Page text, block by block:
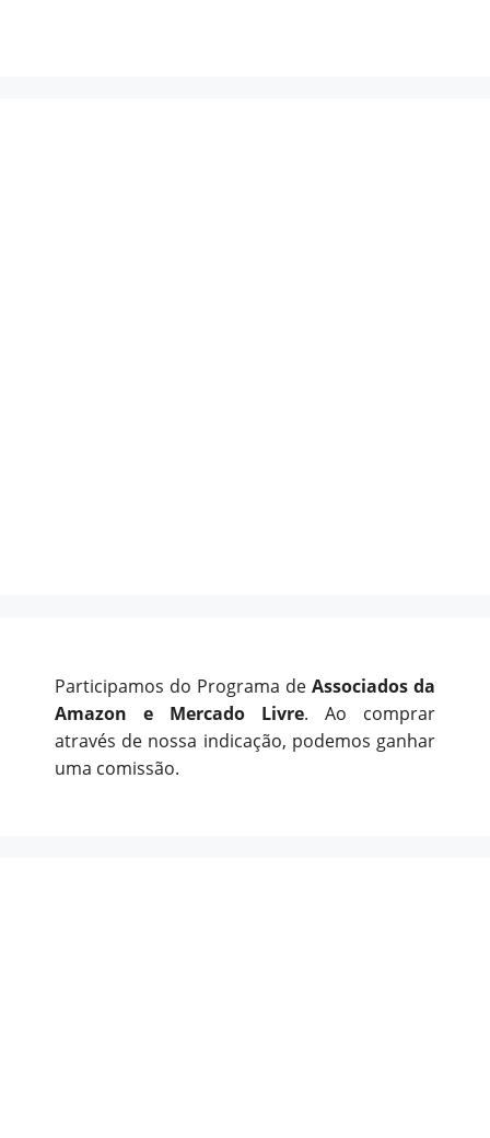
Participamos do Programa de Associados da
Amazon e Mercado Livre. Ao comprar
através de nossa indicação, podemos ganhar
uma comissão.